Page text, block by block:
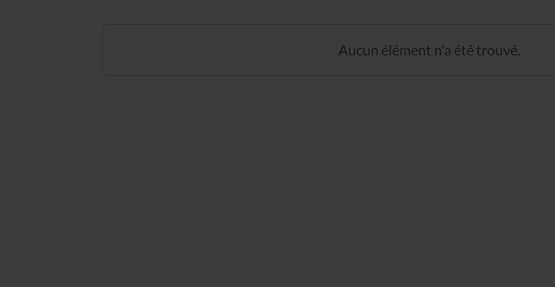
Aucun élément n'a été trouvé.